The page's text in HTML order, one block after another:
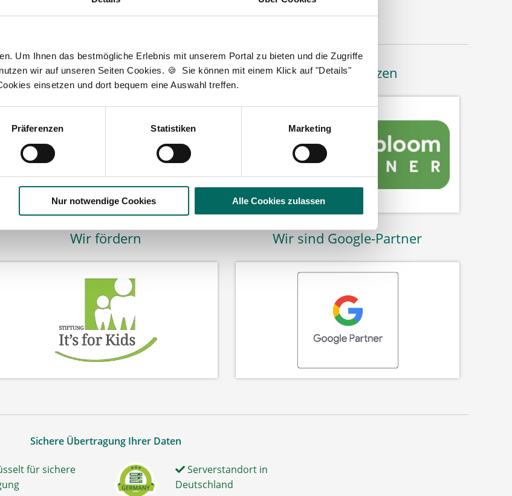
Um Ihnen das bestmögliche Erlebnis mit unserem Portal zu bieten und die Zugriffe
wir auf unseren Seiten Cookies. 🍪 Sie können mit einem Klick auf "Details"
einsetzen und dort bequem eine Auswahl treffen.
Präferenzen Statistiken Marketing
Nur notwendige Cookies Alle Cookies zulassen
33611 Bielefeld
Wir fördern Bäume pflanzen
Wir fördern Wir sind Google-Partner
Sichere Übertragung Ihrer Daten
für sichere
Serverstandort in
Deutschland